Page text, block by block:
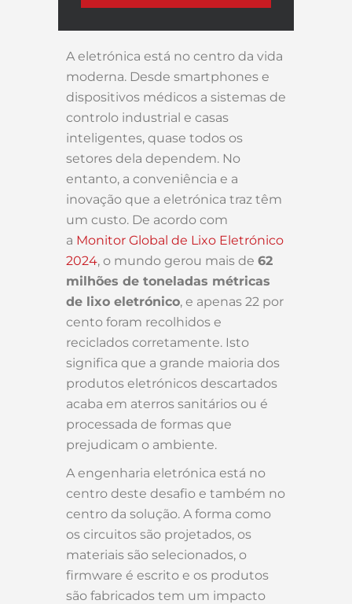
A eletrónica está no centro da vida
moderna. Desde smartphones e
dispositivos médicos a sistemas de
controlo industrial e casas
inteligentes, quase todos os
setores dela dependem. No
entanto, a conveniência e a
inovação que a eletrónica traz têm
um custo. De acordo com
a Monitor Global de Lixo Eletrónico
2024, o mundo gerou mais de 62
milhões de toneladas métricas
de lixo eletrónico, e apenas 22 por
cento foram recolhidos e
reciclados corretamente. Isto
significa que a grande maioria dos
produtos eletrónicos descartados
acaba em aterros sanitários ou é
processada de formas que
prejudicam o ambiente.
A engenharia eletrónica está no
centro deste desafio e também no
centro da solução. A forma como
os circuitos são projetados, os
materiais são selecionados, o
firmware é escrito e os produtos
são fabricados tem um impacto